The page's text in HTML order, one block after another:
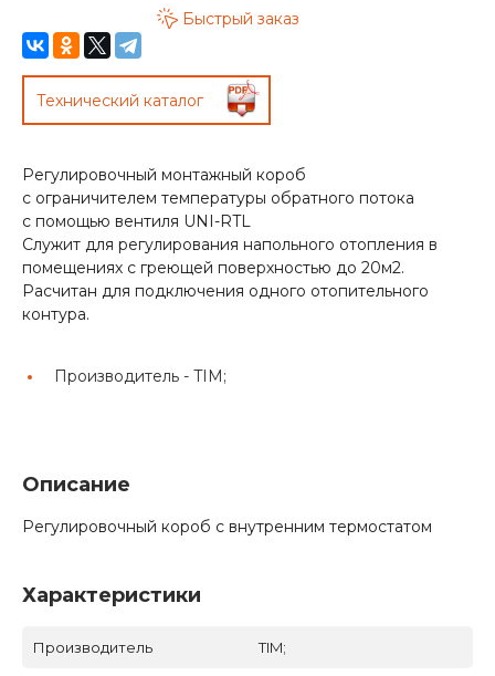
Быстрый заказ
Технический каталог
Регулировочный монтажный короб
с ограничителем температуры обратного потока
с помощью вентиля UNI-RTL
Служит для регулирования напольного отопления в
помещениях с греющей поверхностью до 20м2.
Расчитан для подключения одного отопительного
контура.
Производитель - TIM;
Описание
Регулировочный короб с внутренним термостатом
Характеристики
Производитель TIM;